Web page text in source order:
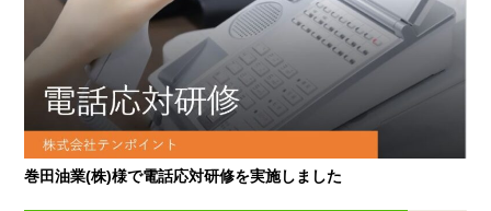
巻田油業(株)様で電話応対研修を実施しました